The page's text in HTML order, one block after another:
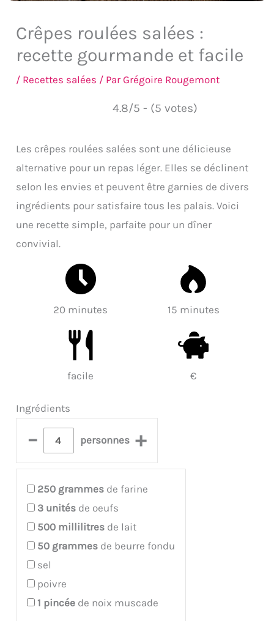
Crêpes roulées salées :
recette gourmande et facile
/ Recettes salées / ParGrégoire Rougemont
4.8/5 - (5 votes)
Les crêpes roulées salées sont une délicieuse
alternative pour un repas léger. Elles se déclinent
selon les envies et peuvent être garnies de divers
ingrédients pour satisfaire tous les palais. Voici
une recette simple, parfaite pour un dîner
convivial.
20 minutes 15 minutes
facile €
Ingrédients
– personnes +
250 grammes de farine
3 unités de oeufs
500 millilitres de lait
50 grammes de beurre fondu
sel
poivre
1 pincée de noix muscade